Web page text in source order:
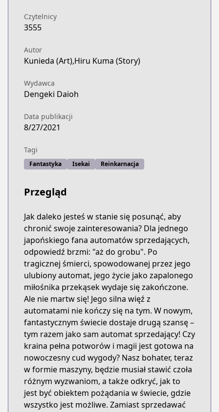
Czytelnicy
3555
Autor
Kunieda (Art),Hiru Kuma (Story)
Wydawca
Dengeki Daioh
Data publikacji
8/27/2021
Tagi
Fantastyka Isekai Reinkarnacja
Przegląd
Jak daleko jesteś w stanie się posunąć, aby
chronić swoje zainteresowania? Dla jednego
japońskiego fana automatów sprzedających,
odpowiedź brzmi: "aż do grobu". Po
tragicznej śmierci, spowodowanej przez jego
ulubiony automat, jego życie jako zapalonego
miłośnika przekąsek wydaje się zakończone.
Ale nie martw się! Jego silna więź z
automatami nie kończy się na tym. W nowym,
fantastycznym świecie dostaje drugą szansę –
tym razem jako sam automat sprzedający! Czy
kraina pełna potworów i magii jest gotowa na
nowoczesny cud wygody? Nasz bohater, teraz
w formie maszyny, będzie musiał stawić czoła
różnym wyzwaniom, a także odkryć, jak to
jest być obiektem pożądania w świecie, gdzie
wszystko jest możliwe. Zamiast sprzedawać